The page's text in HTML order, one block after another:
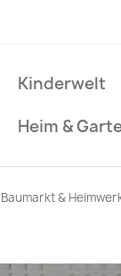
Kinderwelt
Heim &
Baumarkt &